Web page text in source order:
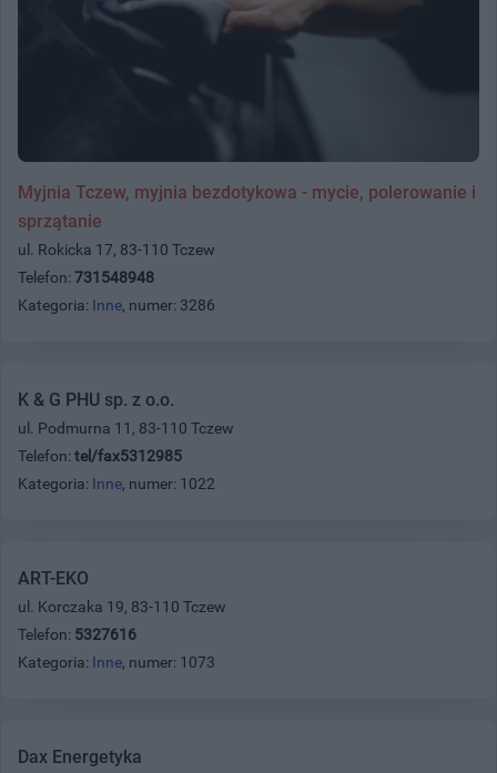
Myjnia Tczew, myjnia bezdotykowa - mycie, polerowanie i
sprzątanie
ul. Rokicka 17, 83-110 Tczew
Telefon: 731548948
Kategoria: Inne, numer: 3286
K & G PHU sp. z o.o.
ul. Podmurna 11, 83-110 Tczew
Telefon: tel/fax5312985
Kategoria: Inne, numer: 1022
ART-EKO
ul. Korczaka 19, 83-110 Tczew
Telefon: 5327616
Kategoria: Inne, numer: 1073
Dax Energetyka